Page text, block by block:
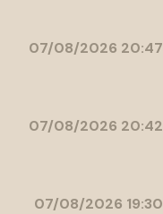
07/08/2026 20:47
07/08/2026 20:42
07/08/2026 19:30